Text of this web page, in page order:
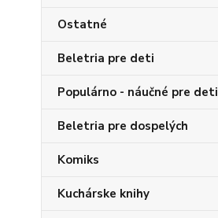
Ostatné
Beletria pre deti
Populárno - náučné pre deti
Beletria pre dospelých
Komiks
Kuchárske knihy